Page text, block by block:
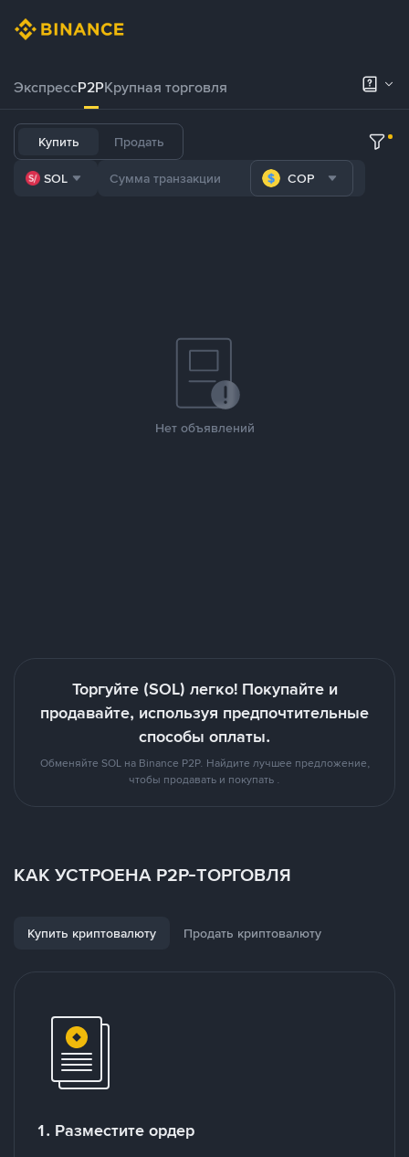
ЭкспрессP2PКрупная торговля
Купить Продать
SOL COP
Нет объявлений
Торгуйте (SOL) легко! Покупайте и
продавайте, используя предпочтительные
способы оплаты.
Обменяйте SOL на Binance P2P. Найдите лучшее предложение,
чтобы продавать и покупать .
КАК УСТРОЕНА P2P-ТОРГОВЛЯ
Купить криптовалюту Продать криптовалюту
1. Разместите ордер